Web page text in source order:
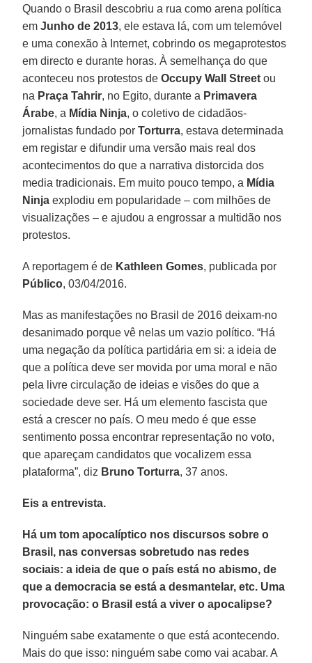
Quando o Brasil descobriu a rua como arena política
emJunho de 2013, ele estava lá, com um telemóvel
e uma conexão à Internet, cobrindo os megaprotestos
em directo e durante horas. À semelhança do que
aconteceu nos protestos deOccupy Wall Street ou
na Praça Tahrir, no Egito, durante a Primavera
Árabe, a Mídia Ninja, o coletivo de cidadãos-
jornalistas fundado porTorturra, estava determinada
em registar e difundir uma versão mais real dos
acontecimentos do que a narrativa distorcida dos
media tradicionais. Em muito pouco tempo, a Mídia
Ninja explodiu em popularidade – com milhões de
visualizações – e ajudou a engrossar a multidão nos
protestos.
A reportagem é de Kathleen Gomes, publicada por
Público, 03/04/2016.
Mas as manifestações no Brasil de 2016 deixam-no
desanimado porque vê nelas um vazio político. “Há
uma negação da política partidária em si: a ideia de
que a política deve ser movida por uma moral e não
pela livre circulação de ideias e visões do que a
sociedade deve ser. Há um elemento fascista que
está a crescer no país. O meu medo é que esse
sentimento possa encontrar representação no voto,
que apareçam candidatos que vocalizem essa
plataforma”, diz Bruno Torturra, 37 anos.
Eis a entrevista.
Há um tom apocalíptico nos discursos sobre o
Brasil, nas conversas sobretudo nas redes
sociais: a ideia de que o país está no abismo, de
que a democracia se está a desmantelar, etc. Uma
provocação: o Brasil está a viver o apocalipse?
Ninguém sabe exatamente o que está acontecendo.
Mais do que isso: ninguém sabe como vai acabar. A